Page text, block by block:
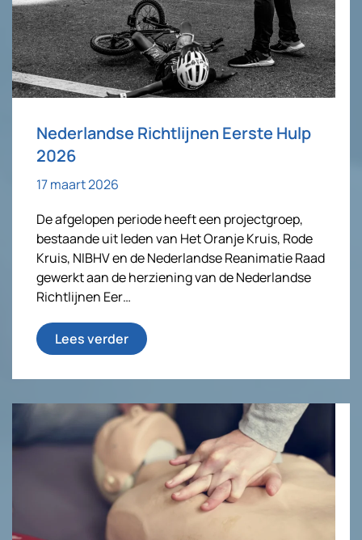
Nederlandse Richtlijnen Eerste Hulp
2026
17 maart 2026
De afgelopen periode heeft een projectgroep,
bestaande uit leden van Het Oranje Kruis, Rode
Kruis, NIBHV en de Nederlandse Reanimatie Raad
gewerkt aan de herziening van de Nederlandse
Richtlijnen Eer…
Lees verder